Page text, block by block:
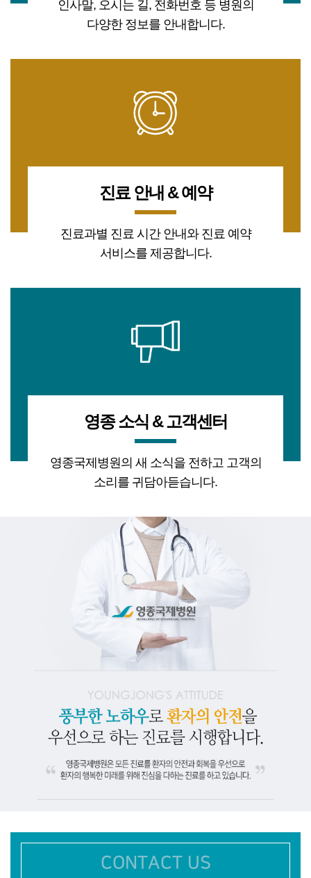
인사말, 오시는 길, 전화번호 등 병원의
다양한 정보를 안내합니다.
진료 안내 & 예약
진료과별 진료 시간 안내와 진료 예약
서비스를 제공합니다.
영종 소식 & 고객센터
영종국제병원의 새 소식을 전하고 고객의
소리를 귀담아듣습니다.
CONTACT US